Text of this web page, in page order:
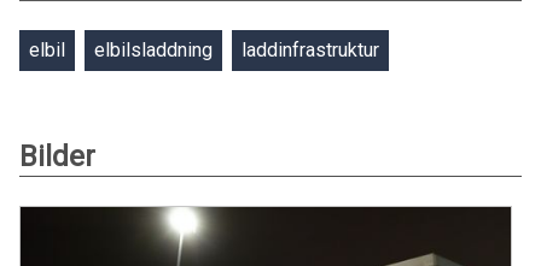
elbil elbilsladdning laddinfrastruktur
Bilder